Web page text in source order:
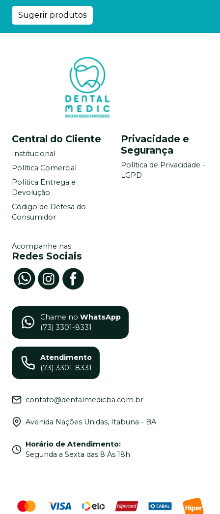
Sugerir produtos
Central do Cliente
Institucional
Política Comercial
Política Entrega e
Devolução
Código de Defesa do
Consumidor
Privacidade e
Segurança
Política de Privacidade -
LGPD
Acompanhe nas
Redes Sociais
Chame no WhatsApp
(73) 3301-8331
Atendimento
(73) 3301-8331
contato@dentalmedicba.com.br
Avenida Nações Unidas, Itabuna - BA
Horário de Atendimento:
Segunda a Sexta das 8 Às 18h